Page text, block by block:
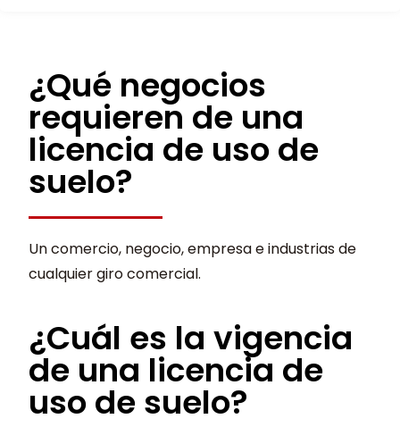
¿Qué negocios
requieren de una
licencia de uso de
suelo?
Un comercio, negocio, empresa e industrias de
cualquier giro comercial.
¿Cuál es la vigencia
de una licencia de
uso de suelo?